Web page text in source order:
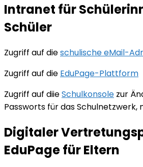
Intranet für
Schüler
Zugriff auf dieschulische eMail-
Zugriff auf die EduPage-Plattform
Zugriff auf diieSchulkonsole zur
Passworts für das Schulnetzwerk,
Digitaler
EduPage für Eltern